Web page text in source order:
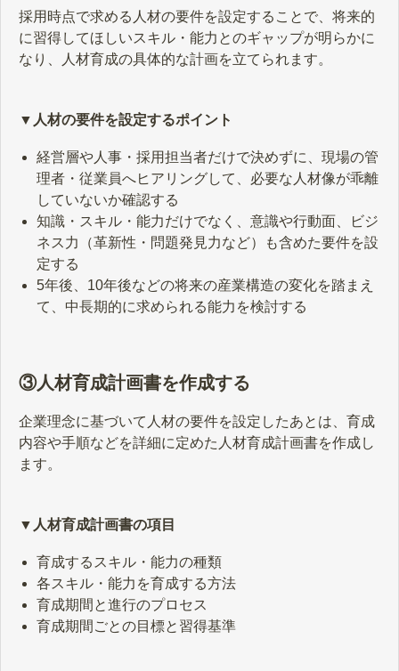
採用時点で求める人材の要件を設定することで、将来的
に習得してほしいスキル・能力とのギャップが明らかに
なり、人材育成の具体的な計画を立てられます。
▼人材の要件を設定するポイント
経営層や人事・採用担当者だけで決めずに、現場の管
理者・従業員へヒアリングして、必要な人材像が乖離
していないか確認する
知識・スキル・能力だけでなく、意識や行動面、ビジ
ネス力（革新性・問題発見力など）も含めた要件を設
定する
5年後、10年後などの将来の産業構造の変化を踏まえ
て、中長期的に求められる能力を検討する
③人材育成計画書を作成する
企業理念に基づいて人材の要件を設定したあとは、育成
内容や手順などを詳細に定めた人材育成計画書を作成し
ます。
▼人材育成計画書の項目
育成するスキル・能力の種類
各スキル・能力を育成する方法
育成期間と進行のプロセス
育成期間ごとの目標と習得基準